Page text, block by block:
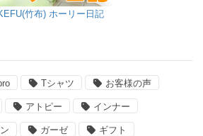
竹布) ホーリー日記
Tシャツ お客様の声
アトピー インナー
ガーゼ ギフト